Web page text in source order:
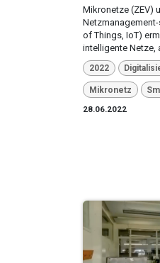
Mikronetze (ZEV)
of Things, IoT)
intelligente Netze,
2022
Mikronetz
28.06.2022